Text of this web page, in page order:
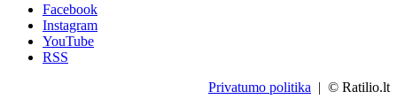
Facebook
Instagram
YouTube
RSS
Privatumo politika | © Ratilio.lt